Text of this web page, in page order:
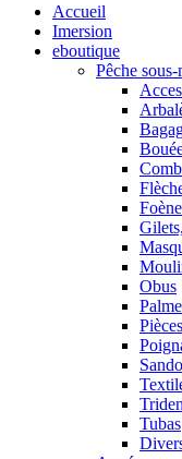
Accueil
Imersion
eboutique
Pêche
Obus
Tubas